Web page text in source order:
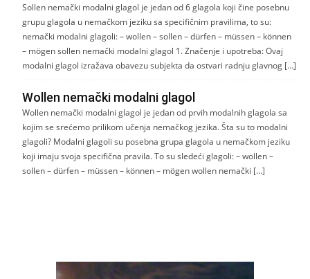
Sollen nemački modalni glagol je jedan od 6 glagola koji čine posebnu
grupu glagola u nemačkom jeziku sa specifičnim pravilima, to su:
nemački modalni glagoli: – wollen – sollen – dürfen – müssen – können
– mögen sollen nemački modalni glagol 1. Značenje i upotreba: Ovaj
modalni glagol izražava obavezu subjekta da ostvari radnju glavnog […]
Wollen nemački modalni glagol
Wollen nemački modalni glagol je jedan od prvih modalnih glagola sa
kojim se srećemo prilikom učenja nemačkog jezika. Šta su to modalni
glagoli? Modalni glagoli su posebna grupa glagola u nemačkom jeziku
koji imaju svoja specifična pravila. To su sledeći glagoli: – wollen –
sollen – dürfen – müssen – können – mögen wollen nemački […]